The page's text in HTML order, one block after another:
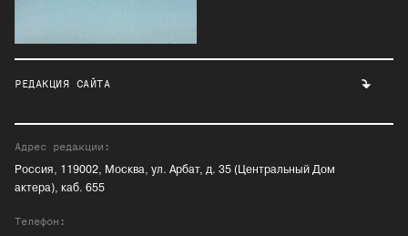
РЕДАКЦИЯ САЙТА
Адрес редакции:
Россия, 119002, Москва, ул. Арбат, д. 35 (Центральный Дом
актера), каб. 655
Телефон: